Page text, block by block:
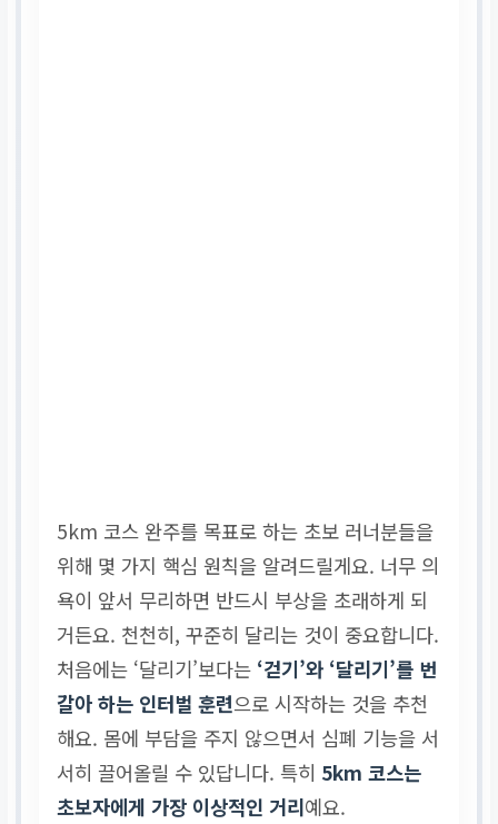
5km 코스 완주를 목표로 하는 초보 러너분들을
위해 몇 가지 핵심 원칙을 알려드릴게요. 너무 의
욕이 앞서 무리하면 반드시 부상을 초래하게 되
거든요. 천천히, 꾸준히 달리는 것이 중요합니다.
처음에는 ‘달리기’보다는 ‘걷기’와 ‘달리기’를 번
갈아 하는 인터벌 훈련으로 시작하는 것을 추천
해요. 몸에 부담을 주지 않으면서 심폐 기능을 서
서히 끌어올릴 수 있답니다. 특히 5km 코스는
초보자에게 가장 이상적인 거리예요.